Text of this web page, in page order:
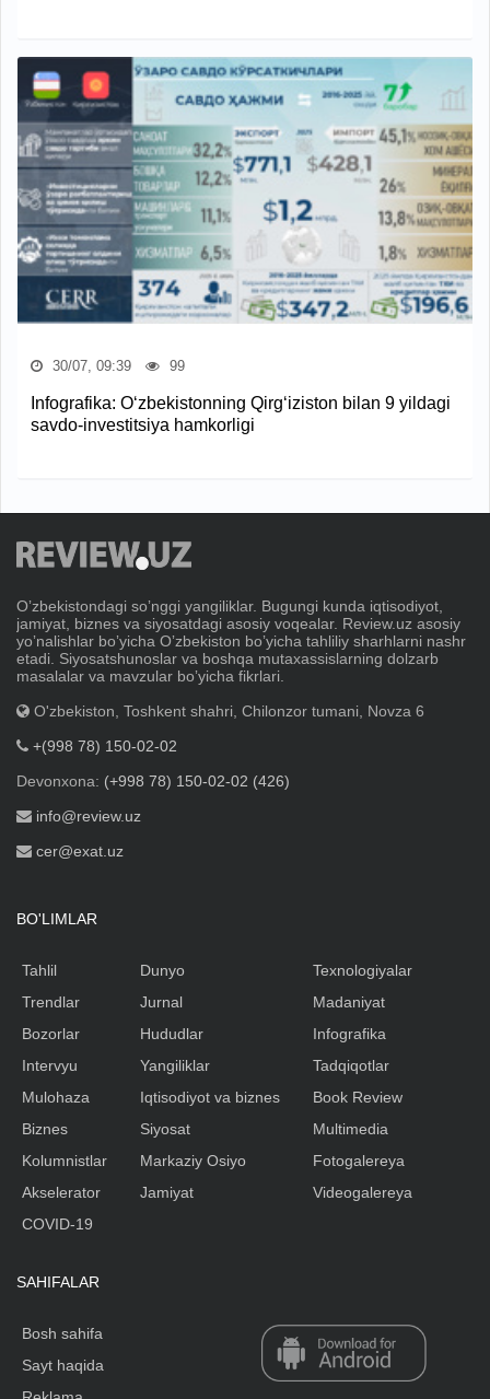
30/07, 09:39 99
Infografika: O‘zbekistonning Qirg‘iziston bilan 9 yildagi
savdo-investitsiya hamkorligi
Oʼzbekistondagi soʼnggi yangiliklar. Bugungi kunda iqtisodiyot,
jamiyat, biznes va siyosatdagi asosiy voqealar. Review.uz asosiy
yoʼnalishlar boʼyicha Oʼzbekiston boʼyicha tahliliy sharhlarni nashr
etadi. Siyosatshunoslar va boshqa mutaxassislarning dolzarb
masalalar va mavzular boʼyicha fikrlari.
O'zbekiston, Toshkent shahri, Chilonzor tumani, Novza 6
+(998 78) 150-02-02
Devonxona: (+998 78) 150-02-02 (426)
info@review.uz
cer@exat.uz
BO'LIMLAR
Tahlil
Trendlar
Bozorlar
Intervyu
Mulohaza
Biznes
Kolumnistlar
Akselerator
Dunyo
Jurnal
Hududlar
Yangiliklar
Iqtisodiyot va biznes
Siyosat
Markaziy Osiyo
Jamiyat
Texnologiyalar
Madaniyat
Infografika
Tadqiqotlar
Book Review
Multimedia
Fotogalereya
Videogalereya
COVID-19
SAHIFALAR
Bosh sahifa
Sayt haqida